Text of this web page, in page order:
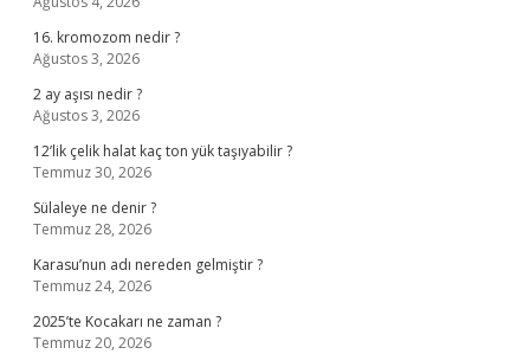
16. kromozom nedir ?
Ağustos 3, 2026
2 ay aşısı nedir ?
Ağustos 3, 2026
12’lik çelik halat kaç ton yük taşıyabilir ?
Temmuz 30, 2026
Sülaleye ne denir ?
Temmuz 28, 2026
Karasu’nun adı nereden gelmiştir ?
Temmuz 24, 2026
2025’te Kocakarı ne zaman ?
Temmuz 20, 2026